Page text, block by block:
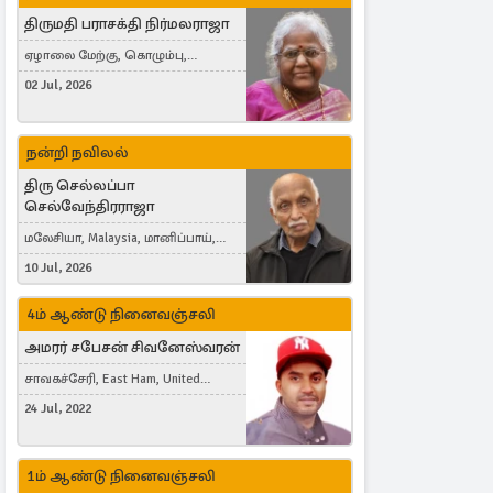
திருமதி பராசக்தி நிர்மலராஜா
ஏழாலை மேற்கு, கொழும்பு,
தங்காலை, London, United Kingdom
02 Jul, 2026
நன்றி நவிலல்
திரு செல்லப்பா
செல்வேந்திரராஜா
மலேசியா, Malaysia, மானிப்பாய்,
Duisburg, Germany, London, United
Kingdom
10 Jul, 2026
4ம் ஆண்டு நினைவஞ்சலி
அமரர் சபேசன் சிவனேஸ்வரன்
சாவகச்சேரி, East Ham, United
Kingdom
24 Jul, 2022
1ம் ஆண்டு நினைவஞ்சலி